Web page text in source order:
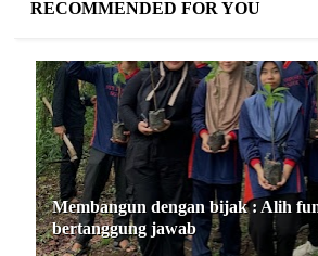
RECOMMENDED FOR YOU
Membangun dengan bijak : Alih
bertanggung jawab